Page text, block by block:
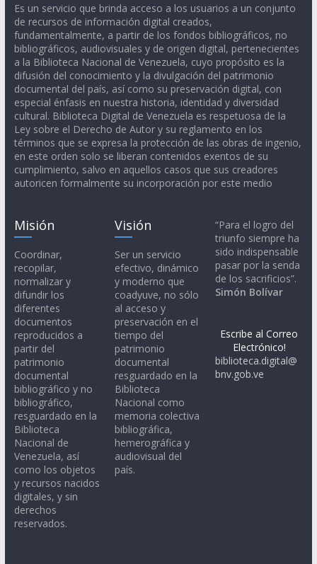
Es un servicio que brinda acceso a los usuarios a un conjunto
de recursos de información digital creados,
fundamentalmente, a partir de los fondos bibliográficos, no
bibliográficos, audiovisuales y de origen digital, pertenecientes
a la Biblioteca Nacional de Venezuela, cuyo propósito es la
difusión del conocimiento y la divulgación del patrimonio
documental del país, así como su preservación digital, con
especial énfasis en nuestra historia, identidad y diversidad
cultural. Biblioteca Digital de Venezuela es respetuosa de la
Ley sobre el Derecho de Autor y su reglamento en los
términos que se expresa la protección de las obras de ingenio,
en este orden solo se liberan contenidos exentos de su
cumplimiento, salvo en aquellos casos que sus creadores
autoricen formalmente su incorporación por este medio
Misión
Coordinar,
recopilar,
normalizar y
difundir los
diferentes
documentos
reproducidos a
partir del
patrimonio
documental
bibliográfico y no
bibliográfico,
resguardado en la
Biblioteca
Nacional de
Venezuela, así
como los objetos
y recursos nacidos
digitales, y sin
derechos
reservados.
Visión
Ser un servicio
efectivo, dinámico
y moderno que
coadyuve, no sólo
al acceso y
preservación en el
tiempo del
patrimonio
documental
resguardado en la
Biblioteca
Nacional como
memoria colectiva
bibliográfica,
hemerográfica y
audiovisual del
país.
“Para el logro del
triunfo siempre ha
sido indispensable
pasar por la senda
de los sacrificios”.
Simón Bolívar
Escribe al Correo
Electrónico!
biblioteca.digital@
bnv.gob.ve